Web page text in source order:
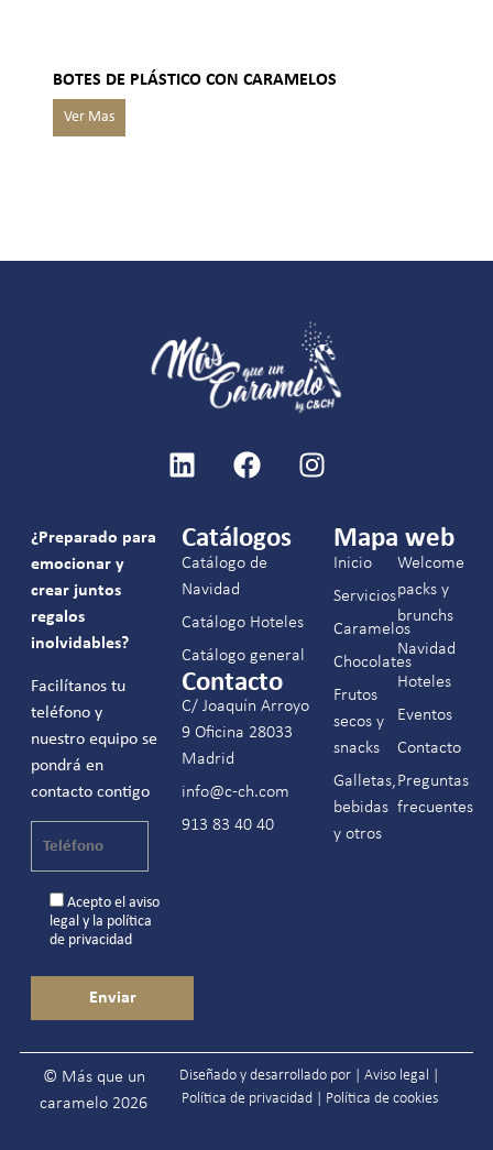
BOTES DE PLÁSTICO CON CARAMELOS
¿Preparado para
emocionar y
crear juntos
regalos
inolvidables?
Facilítanos tu
teléfono y
nuestro equipo se
pondrá en
contacto contigo
Acepto el aviso
legaly la política
de privacidad
Catálogos
Catálogo de
Navidad
Catálogo Hoteles
Catálogo general
Contacto
C/ Joaquín Arroyo
9 Oficina 28033
Madrid
info@c-ch.com
913 83 40 40
Mapa web
Inicio
Servicios
Caramelos
Chocolates
Frutos
secos y
snacks
Galletas,
bebidas
y otros
Welcome
packs y
brunchs
Navidad
Hoteles
Eventos
Contacto
Preguntas
frecuentes
© Más que un
caramelo 2026
Diseñado y desarrollado por |Aviso legal
Política de privacidad| Política de cookies